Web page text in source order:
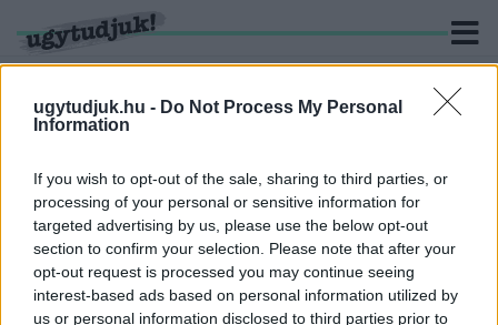
ugytudjuk.hu - Do Not Process My Personal
Information
If you wish to opt-out of the sale, sharing to third parties, or
processing of your personal or sensitive information for
targeted advertising by us, please use the below opt-out
section to confirm your selection. Please note that after your
opt-out request is processed you may continue seeing
interest-based ads based on personal information utilized by
us or personal information disclosed to third parties prior to
KERESÉS
3 hír találató a(z) "Petrov Iván" cimkével ellátva.
„EMLÉKEIM SZERINT, NEM!” – DÉZSI ÉS BORSI
UTÁN PETROV IVÁN IS FELÜLT AZ AMNÉZIA-